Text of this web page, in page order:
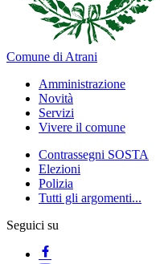
Comune di Atrani
Amministrazione
Novità
Servizi
Vivere il comune
Contrassegni SOSTA
Elezioni
Polizia
Tutti gli argomenti...
Seguici su